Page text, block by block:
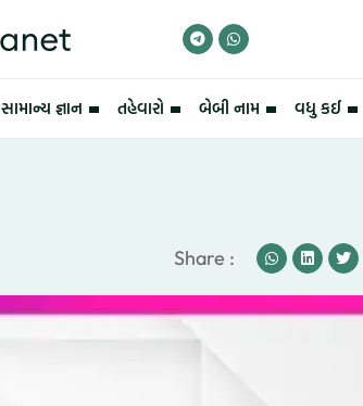
સામાન્ય જ્ઞાન તહેવારો બેબી નામ વધુ કઈ
Share :